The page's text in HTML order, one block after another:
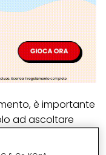
è importante
ad ascoltare
potrebbe avere